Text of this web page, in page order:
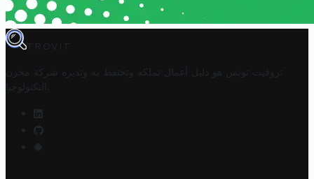
TROVIT
تروفيت تونس هو دليل أعمال تملكه وتحتفظ به وتديره
شركة مخزن
التكنولوجيا